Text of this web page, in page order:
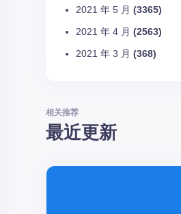
2021 年 5 月 (3365)
2021 年 4 月 (2563)
2021 年 3 月 (368)
相关推荐
最近更新